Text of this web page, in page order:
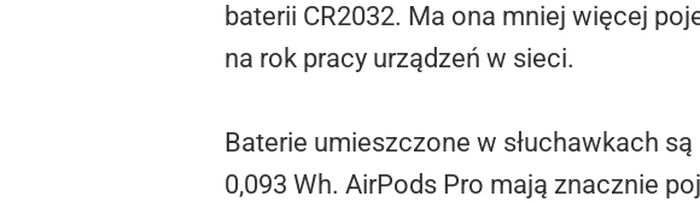
baterii CR2032. Ma ona mniej więcej
na rok pracy urządzeń w sieci.
Baterie umieszczone w słuchawkach
0,093 Wh. AirPods Pro mają znacznie